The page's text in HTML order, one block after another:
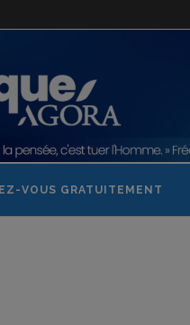
VOUS GRATUITEMENT